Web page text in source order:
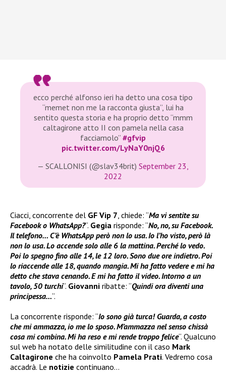
ecco perché alfonso ieri ha detto una cosa tipo
“memet non me la racconta giusta”, lui ha
sentito questa storia e ha proprio detto “mmm
caltagirone atto II con pamela nella casa
facciamolo” #gfvip
pic.twitter.com/LyNaY0njQ6
— SCALLONISI (@slav34brit) September 23,
2022
Ciacci, concorrente del GF Vip 7, chiede: “Ma vi sentite su
Facebook o WhatsApp?“. Gegia risponde: “No, no, su Facebook.
Il telefono… C’è WhatsApp però non lo usa. Io l’ho visto, però là
non lo usa. Lo accende solo alle 6 la mattina. Perché lo vedo.
Poi lo spegno fino alle 14, le 12 loro. Sono due ore indietro. Poi
lo riaccende alle 18, quando mangia. Mi ha fatto vedere e mi ha
detto che stava cenando. E mi ha fatto il video. Intorno a un
tavolo, 50 turchi“. Giovanni ribatte: “Quindi ora diventi una
principessa…“.
La concorrente risponde: “Io sono già turca! Guarda, a costo
che mi ammazza, io me lo sposo. M’ammazza nel senso chissà
cosa mi combina. Mi ha reso e mi rende troppo felice“. Qualcuno
sul web ha notato delle similitudine con il caso Mark
Caltagirone che ha coinvolto Pamela Prati. Vedremo cosa
accadrà. Le notizie continuano…